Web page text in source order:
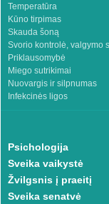
Temperatūra
Kūno tirpimas
Skauda šoną
Svorio kontrolė, valgymo
Priklausomybė
Miego sutrikimai
Nuovargis ir silpnumas
Infekcinės ligos
Psichologija
Sveika vaikystė
Žvilgsnis į praeitį
Sveika senatvė